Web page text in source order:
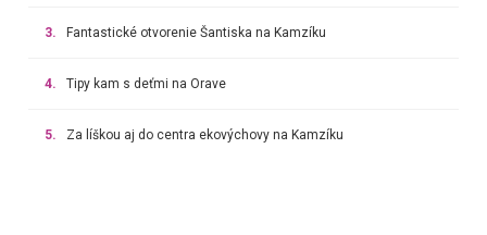
3. Fantastické otvorenie Šantiska na Kamzíku
4. Tipy kam s deťmi na Orave
5. Za líškou aj do centra ekovýchovy na Kamzíku